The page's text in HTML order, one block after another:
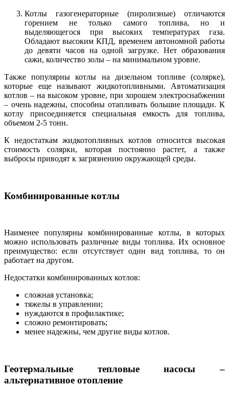
Котлы газогенераторные (пиролизные) отличаются
горением не только самого топлива, но и
выделяющегося при высоких температурах газа.
Обладают высоким КПД, временем автономной работы
до девяти часов на одной загрузке. Нет образования
сажи, количество золы – на минимальном уровне.
Также популярны котлы на дизельном топливе (солярке),
которые еще называют жидкотопливными. Автоматизация
котлов – на высоком уровне, при хорошем электроснабжении
– очень надежны, способны отапливать большие площади. К
котлу присоединяется специальная емкость для топлива,
объемом 2-5 тонн.
К недостаткам жидкотопливных котлов относится высокая
стоимость солярки, которая постоянно растет, а также
выбросы приводят к загрязнению окружающей среды.
Комбинированные котлы
Наименее популярны комбинированные котлы, в которых
можно использовать различные виды топлива. Их основное
преимущество: если отсутствует один вид топлива, то он
работает на другом.
Недостатки комбинированных котлов:
сложная установка;
тяжелы в управлении;
нуждаются в профилактике;
сложно ремонтировать;
менее надежны, чем другие виды котлов.
Геотермальные тепловые насосы –
альтернативное отопление